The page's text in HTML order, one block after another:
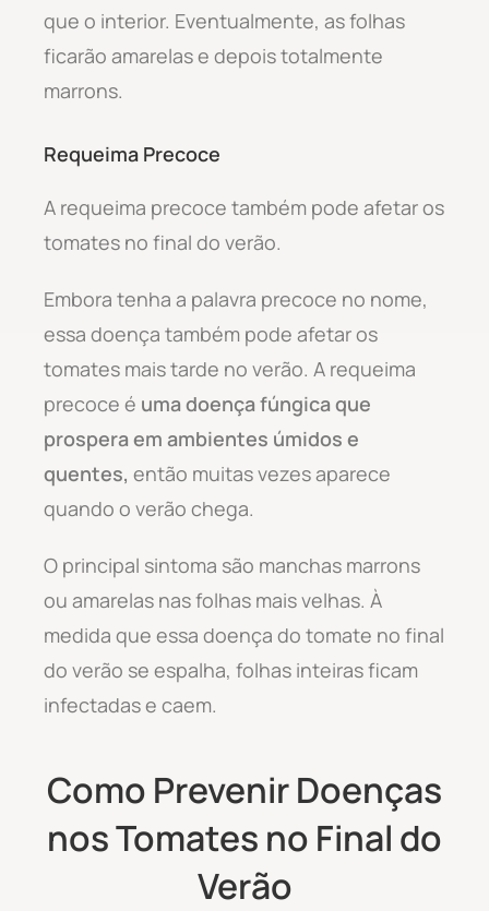
que o interior. Eventualmente, as folhas
ficarão amarelas e depois totalmente
marrons.
Requeima Precoce
A requeima precoce também pode afetar os
tomates no final do verão.
Embora tenha a palavra precoce no nome,
essa doença também pode afetar os
tomates mais tarde no verão. A requeima
precoce é uma doença fúngica que
prospera em ambientes úmidos e
quentes, então muitas vezes aparece
quando o verão chega.
O principal sintoma são manchas marrons
ou amarelas nas folhas mais velhas. À
medida que essa doença do tomate no final
do verão se espalha, folhas inteiras ficam
infectadas e caem.
Como Prevenir Doenças
nos Tomates no Final do
Verão